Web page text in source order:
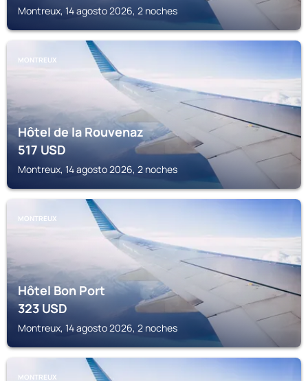
Montreux, 14 agosto 2026, 2 noches
MONTREUX
Hôtel de la Rouvenaz
517USD
Montreux, 14 agosto 2026, 2 noches
MONTREUX
Hôtel Bon Port
323USD
Montreux, 14 agosto 2026, 2 noches
MONTREUX